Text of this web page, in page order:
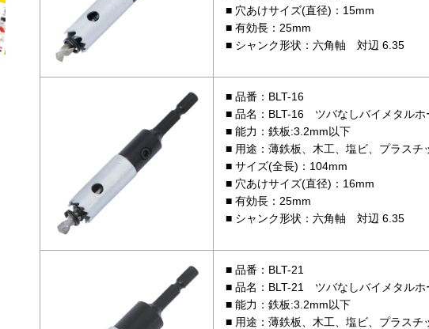
穴あけサイズ(直径)：15mm
有効長：25mm
シャンク形状：六角軸 対辺 6.35
品番：BLT-16
品名：BLT-16 ツバなしバイメタル
能力：鉄板:3.2mm以下
用途：薄鉄板、木工、塩ビ、プラスチ
サイズ(全長)：104mm
穴あけサイズ(直径)：16mm
有効長：25mm
シャンク形状：六角軸 対辺 6.35
品番：BLT-21
品名：BLT-21 ツバなしバイメタル
能力：鉄板:3.2mm以下
用途：薄鉄板、木工、塩ビ、プラスチ